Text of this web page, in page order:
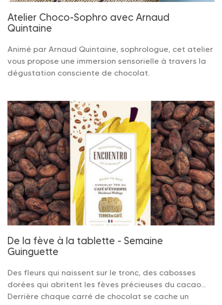
Atelier Choco-Sophro avec Arnaud
Quintaine
Animé par Arnaud Quintaine, sophrologue, cet atelier
vous propose une immersion sensorielle à travers la
dégustation consciente de chocolat.
De la fève à la tablette - Semaine
Guinguette
Des fleurs qui naissent sur le tronc, des cabosses
dorées qui abritent les fèves précieuses du cacao...
Derrière chaque carré de chocolat se cache un